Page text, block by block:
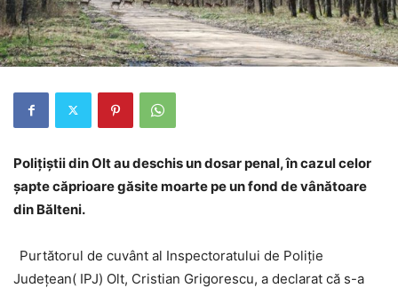
Poliţiştii din Olt au deschis un dosar penal, în cazul celor
șapte căprioare găsite moarte pe un fond de vânătoare
din Bălteni.
Purtătorul de cuvânt al Inspectoratului de Poliție
Județean( IPJ) Olt, Cristian Grigorescu, a declarat că s-a